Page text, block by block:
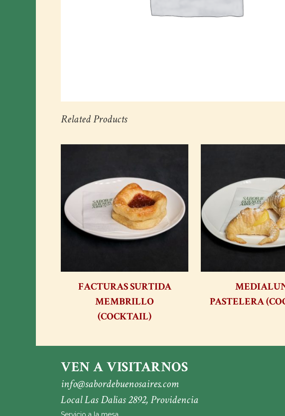
Related Products
FACTURAS SURTIDA
MEMBRILLO
(COCKTAIL)
PASTELERA
VEN A VISITARNOS
info@sabordebuenosaires.com
Local Las Dalias 2892, Providencia